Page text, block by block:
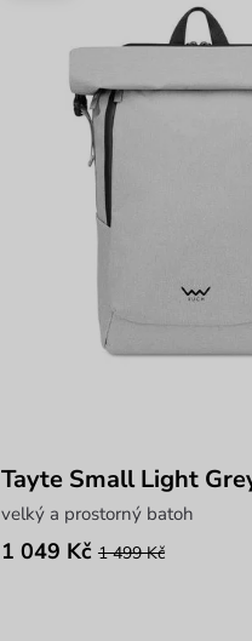
Tayte Small Light
velký a prostorný batoh
1 049 Kč 1 499 Kč